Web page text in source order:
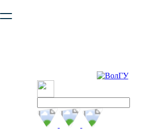
безопасную работу с сайтом. Пожалуйста